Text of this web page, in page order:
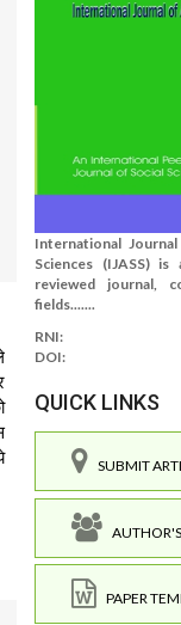
International
Sciences (IJASS)
reviewed journal,
fields.......
RNI:
DOI:
QUICK LINKS
SUBMIT
PAPER